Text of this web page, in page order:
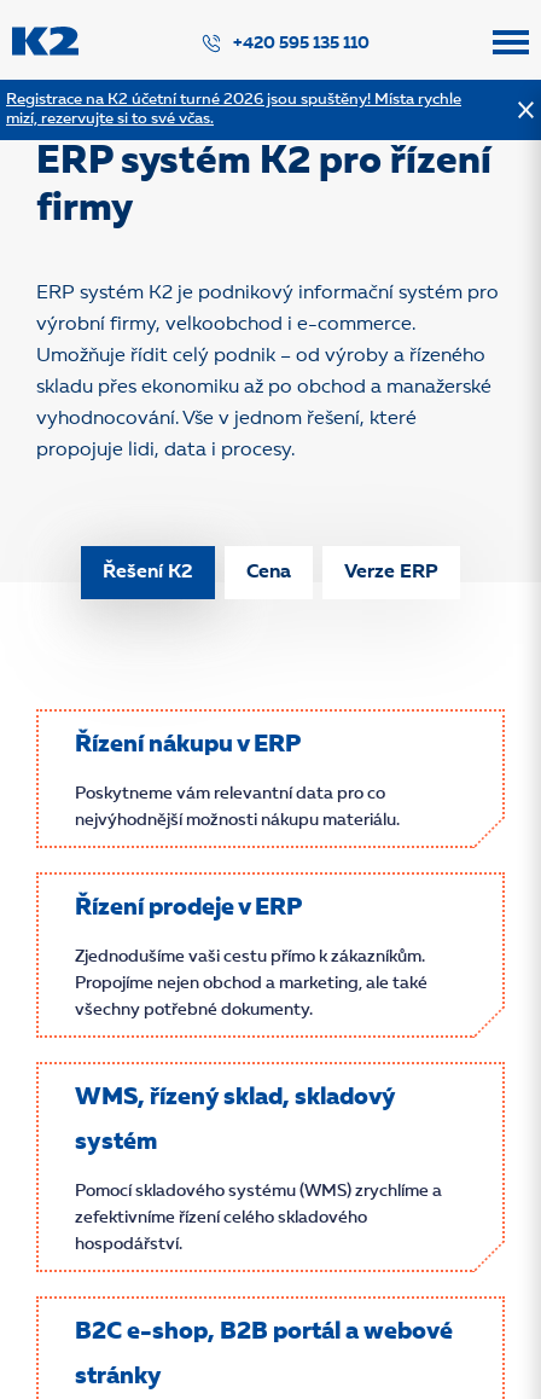
Registrace na K2 účetní turné 2026 jsou spuštěny! Místa rychle
mizí, rezervujte si to své včas.
+420 595 135 110
Podnikový systém
ERP systém K2 pro řízení
firmy
ERP systém K2 je podnikový informační systém pro
výrobní firmy, velkoobchod i e-commerce.
Umožňuje řídit celý podnik – od výroby a řízeného
skladu přes ekonomiku až po obchod a manažerské
vyhodnocování. Vše v jednom řešení, které
propojuje lidi, data i procesy.
Řešení K2 Cena Verze ERP
Řízení nákupu v ERP
Poskytneme vám relevantní data pro co
nejvýhodnější možnosti nákupu materiálu.
Řízení prodeje v ERP
Zjednodušíme vaši cestu přímo k zákazníkům.
Propojíme nejen obchod a marketing, ale také
všechny potřebné dokumenty.
WMS, řízený sklad, skladový
systém
Pomocí skladového systému (WMS) zrychlíme a
zefektivníme řízení celého skladového
hospodářství.
B2C e-shop, B2B portál a webové
stránky